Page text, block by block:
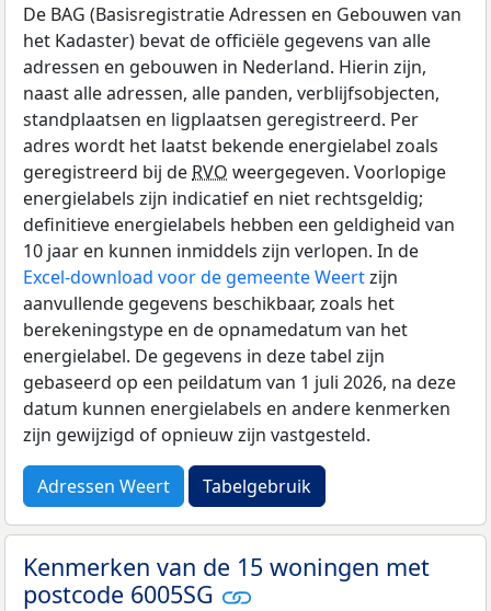
De BAG (Basisregistratie Adressen en Gebouwen van
het Kadaster) bevat de officiële gegevens van alle
adressen en gebouwen in Nederland. Hierin zijn,
naast alle adressen, alle panden, verblijfsobjecten,
standplaatsen en ligplaatsen geregistreerd. Per
adres wordt het laatst bekende energielabel zoals
geregistreerd bij de RVO weergegeven. Voorlopige
energielabels zijn indicatief en niet rechtsgeldig;
definitieve energielabels hebben een geldigheid van
10 jaar en kunnen inmiddels zijn verlopen. In de
Excel-download voor de gemeente Weertzijn
aanvullende gegevens beschikbaar, zoals het
berekeningstype en de opnamedatum van het
energielabel. De gegevens in deze tabel zijn
gebaseerd op een peildatum van 1 juli 2026, na deze
datum kunnen energielabels en andere kenmerken
zijn gewijzigd of opnieuw zijn vastgesteld.
Adressen Weert Tabelgebruik
Kenmerken van de 15 woningen met
postcode 6005SG